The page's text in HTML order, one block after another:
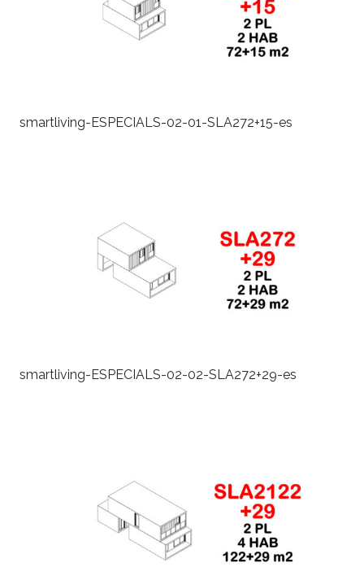
smartliving-ESPECIALS-02-01-SLA272+15-es
smartliving-ESPECIALS-02-02-SLA272+29-es